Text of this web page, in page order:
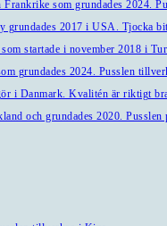
som grundades 2024.
grundades 2017 i USA. Tjocka
startade i november 2018 i
grundades 2024. Pusslen
i Danmark. Kvalitén är riktigt
och grundades 2020. Pusslen